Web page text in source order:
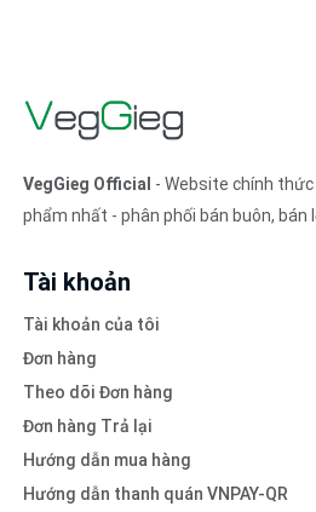
VegGieg Official - Website chính
phẩm nhất - phân phối bán buôn, bán
Tài khoản
Tài khoản của tôi
Đơn hàng
Theo dõi Đơn hàng
Đơn hàng Trả lại
Hướng dẫn mua hàng
Hướng dẫn thanh quán VNPAY-QR